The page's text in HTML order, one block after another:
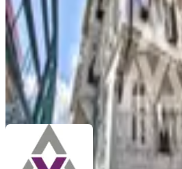
168.000.000 ₺
Versatie GayrimenkulSİNAN ÇİZMECİ
Ara